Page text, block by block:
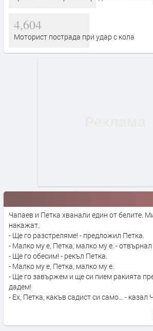
4,604
Моторист пострада при удар с кола
Чапаев и Петка хванали един от белите.
накажат.
- Ще го разстреляме! - предложил Петка.
- Малко му е, Петка, малко му е. -
- Ще го обесим! - рекъл Петка.
- Малко му е, Петка, малко му е.
- Ще го завържем и ще си пием ракията
дадем!
- Ех, Петка, какъв садист си само… - казал